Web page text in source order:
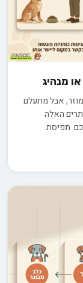
מנהיג
אבל מתעלם
האלה
תפיסת
ממלאים